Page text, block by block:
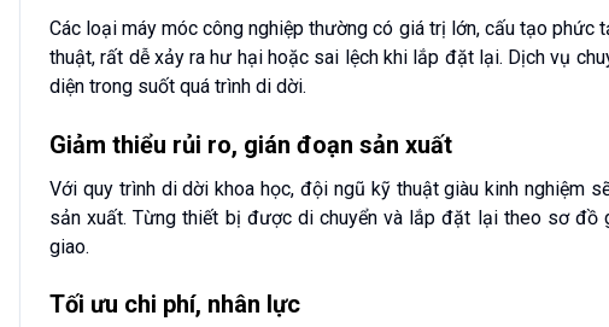
Các loại máy móc công nghiệp thường có giá trị lớn, cấu tạo phức
thuật, rất dễ xảy ra hư hại hoặc sai lệch khi lắp đặt lại. Dịch vụ
diện trong suốt quá trình di dời.
Giảm thiểu rủi ro, gián đoạn sản xuất
Với quy trình di dời khoa học, đội ngũ kỹ thuật giàu kinh nghiệm
sản xuất. Từng thiết bị được di chuyển và lắp đặt lại theo sơ đồ
giao.
Tối ưu chi phí, nhân lực